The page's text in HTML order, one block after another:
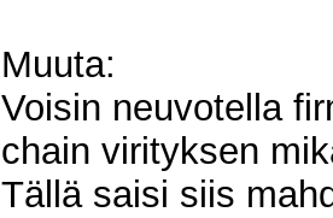
Muuta:
Voisin neuvotella
chain virityksen
Tällä saisi siis